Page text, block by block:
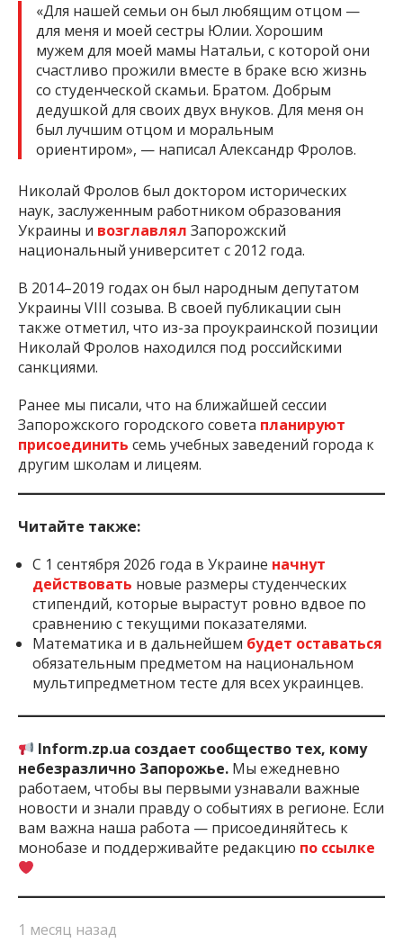
«Для нашей семьи он был любящим отцом —
для меня и моей сестры Юлии. Хорошим
мужем для моей мамы Натальи, с которой они
счастливо прожили вместе в браке всю жизнь
со студенческой скамьи. Братом. Добрым
дедушкой для своих двух внуков. Для меня он
был лучшим отцом и моральным
ориентиром», — написал Александр Фролов.
Николай Фролов был доктором исторических
наук, заслуженным работником образования
Украины и возглавлял Запорожский
национальный университет с 2012 года.
В 2014–2019 годах он был народным депутатом
Украины VIII созыва. В своей публикации сын
также отметил, что из-за проукраинской позиции
Николай Фролов находился под российскими
санкциями.
Ранее мы писали, что на ближайшей сессии
Запорожского городского совета планируют
присоединить семь учебных заведений города к
другим школам и лицеям.
Читайте также:
С 1 сентября 2026 года в Украине начнут
действовать новые размеры студенческих
стипендий, которые вырастут ровно вдвое по
сравнению с текущими показателями.
Математика и в дальнейшем будет оставаться
обязательным предметом на национальном
мультипредметном тесте для всех украинцев.
Inform.zp.ua создает сообщество тех, кому
небезразлично Запорожье. Мы ежедневно
работаем, чтобы вы первыми узнавали важные
новости и знали правду о событиях в регионе. Если
вам важна наша работа — присоединяйтесь к
монобазе и поддерживайте редакцию по ссылке
1 месяц назад